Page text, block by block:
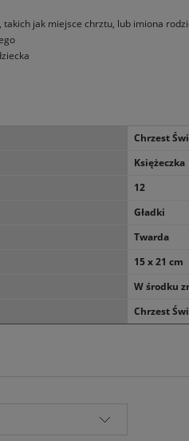
jak miejsce chrztu, lub imiona
Chrzest
Księżeczka
12
Gładki
Twarda
15 x 21 cm
W środku
Chrzest